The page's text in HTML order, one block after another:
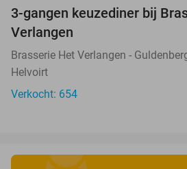
3-gangen keuzediner bij
Verlangen
Brasserie Het Verlangen -
Helvoirt
Verkocht: 654